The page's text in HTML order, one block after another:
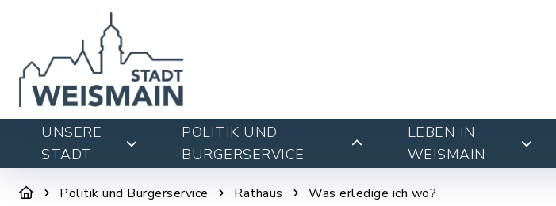
UNSERE
STADT
POLITIK UND
BÜRGERSERVICE
LEBEN IN
WEISMAIN
Politik und Bürgerservice Rathaus Was erledige ich wo?